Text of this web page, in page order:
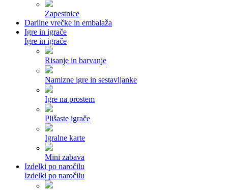
Zapestnice
Darilne vrečke in embalaža
Igre in igrače
Igre in igrače
Risanje in barvanje
Namizne igre in sestavljanke
Igre na prostem
Plišaste igrače
Igralne karte
Mini zabava
Izdelki po naročilu
Izdelki po naročilu